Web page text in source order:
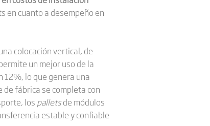
en cuanto a desempeño en
colocación vertical, de
un mejor uso de la
12%, lo que genera una
fábrica se completa con
los palletsde módulos
estable y confiable